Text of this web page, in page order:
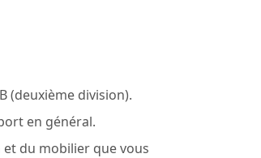
(deuxième division).
en général.
et du mobilier que vous